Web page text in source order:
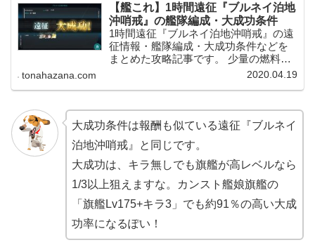
【艦これ】1時間遠征『ブルネイ泊地
沖哨戒』の艦隊編成・大成功条件
1時間遠征『ブルネイ泊地沖哨戒』の遠
征情報・艦隊編成・大成功条件などを
まとめた攻略記事です。 少量の燃料・
ボーキと一緒に「開発資材」「高速修
確定させることもできる便利な遠征に
なっています。
tonahazana.com 2020.04.19
大成功条件は報酬も似ている遠征『ブルネイ
泊地沖哨戒』と同じです。
大成功は、キラ無しでも旗艦が高レベルなら
1/3以上狙えますな。カンスト艦娘旗艦の
「旗艦Lv175+キラ3」でも約91％の高い大成
功率になるぽい！